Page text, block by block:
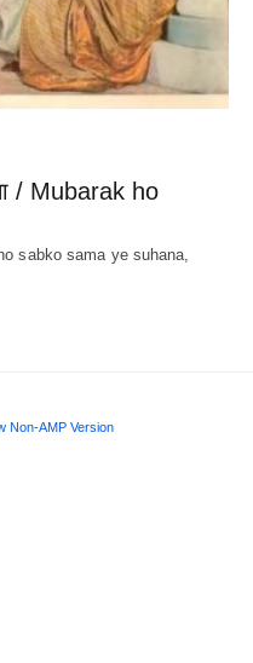
/ Mubarak ho
sabko sama ye suhana,
Non-AMP Version